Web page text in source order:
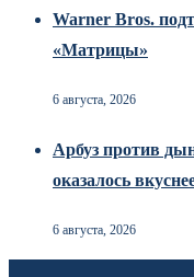
Warner Bros.
«Матрицы»
6 августа, 2026
Арбуз против
оказалось
6 августа, 2026